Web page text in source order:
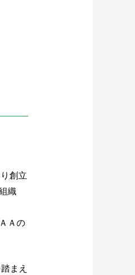
創立
織
Ａの
まえ